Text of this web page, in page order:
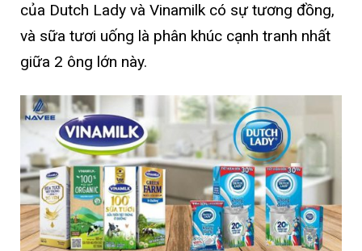
của Dutch Lady và Vinamilk có sự tương đồng,
và sữa tươi uống là phân khúc cạnh tranh nhất
giữa 2 ông lớn này.